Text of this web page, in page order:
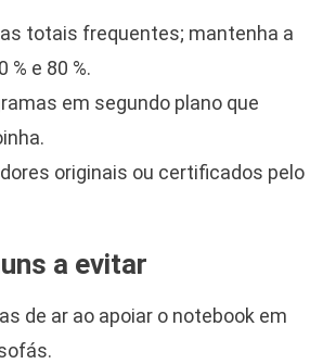
totais frequentes; mantenha a
% e 80 %.
em segundo plano que
originais ou certificados pelo
a evitar
de ar ao apoiar o notebook em